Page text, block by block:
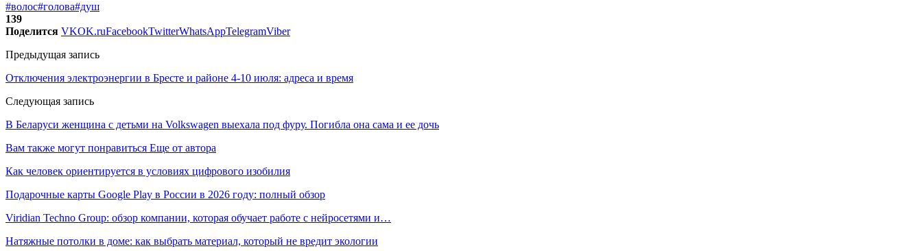
#волос#голова#душ
139
Поделится VKOK.ruFacebookTwitterWhatsAppTelegramViber
Предыдущая запись
Отключения электроэнергии в Бресте и районе 4-10 июля: адреса и время
Следующая запись
В Беларуси женщина с детьми на Volkswagen выехала под фуру. Погибла она сама и ее дочь
Вам также могут понравиться Еще от автора
Как человек ориентируется в условиях цифрового изобилия
Подарочные карты Google Play в России в 2026 году: полный обзор
Viridian Techno Group: обзор компании, которая обучает работе с нейросетями и…
Натяжные потолки в доме: как выбрать материал, который не вредит экологии